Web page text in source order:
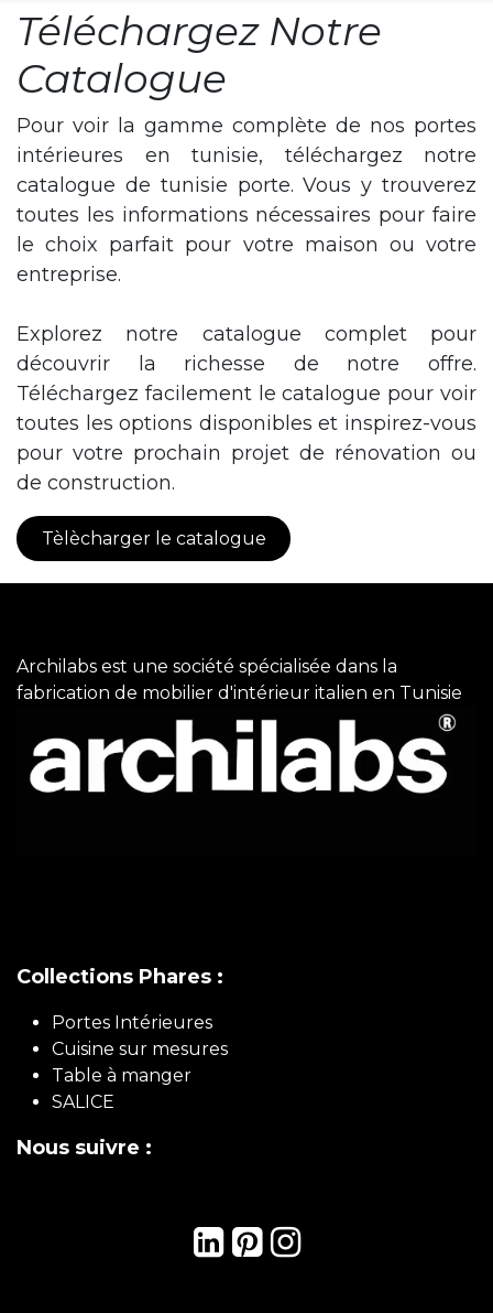
Téléchargez Notre
Catalogue
Pour voir la gamme complète de nos portes
intérieures en tunisie, téléchargez notre
catalogue de tunisie porte. Vous y trouverez
toutes les informations nécessaires pour faire
le choix parfait pour votre maison ou votre
entreprise.
Explorez notre catalogue complet pour
découvrir la richesse de notre offre.
Téléchargez facilement le catalogue pour voir
toutes les options disponibles et inspirez-vous
pour votre prochain projet de rénovation ou
de construction.
Tèlècharger le catalogue
Archilabs est une société spécialisée dans la
fabrication de mobilier d'intérieur italien en Tunisie
Collections Phares :
Portes Intérieures
Cuisine sur mesures
Table à manger
SALICE
Nous suivre :